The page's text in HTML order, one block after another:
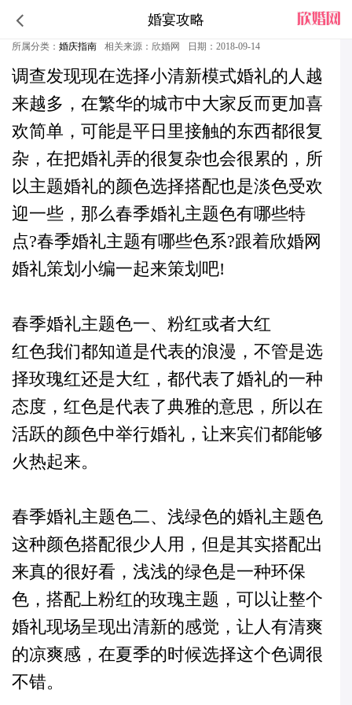
婚宴攻略
春季婚礼主题色有哪些特点
所属分类： 婚庆指南 相关来源：欣婚网 日期：2018-09-14
调查发现现在选择小清新模式婚礼的人越
来越多，在繁华的城市中大家反而更加喜
欢简单，可能是平日里接触的东西都很复
杂，在把婚礼弄的很复杂也会很累的，所
以主题婚礼的颜色选择搭配也是淡色受欢
迎一些，那么春季婚礼主题色有哪些特
点?春季婚礼主题有哪些色系?跟着欣婚网
婚礼策划 小编一起来策划吧!
春季婚礼主题色一、粉红或者大红
红色我们都知道是代表的浪漫，不管是选
择玫瑰红还是大红，都代表了婚礼的一种
态度，红色是代表了典雅的意思，所以在
活跃的颜色中举行婚礼，让来宾们都能够
火热起来。
春季婚礼主题色二、浅绿色的婚礼主题色
这种颜色搭配很少人用，但是其实搭配出
来真的很好看，浅浅的绿色是一种环保
色，搭配上粉红的玫瑰主题，可以让整个
婚礼现场呈现出清新的感觉，让人有清爽
的凉爽感，在夏季的时候选择这个色调很
不错。